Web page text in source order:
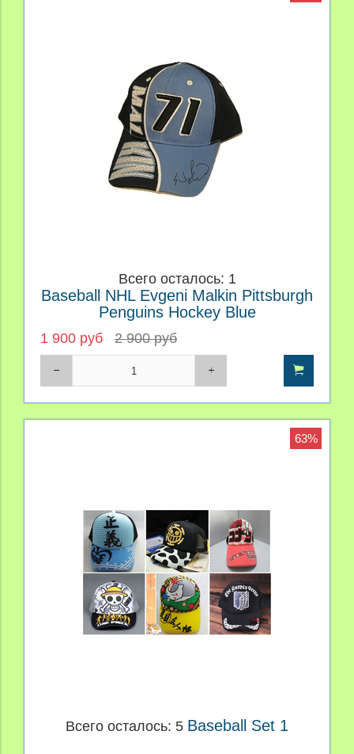
Всего осталось: 1
Baseball NHL Evgeni Malkin Pittsburgh
Penguins Hockey Blue
1 900 руб 2 900 руб
63%
Всего осталось: 5 Baseball Set 1